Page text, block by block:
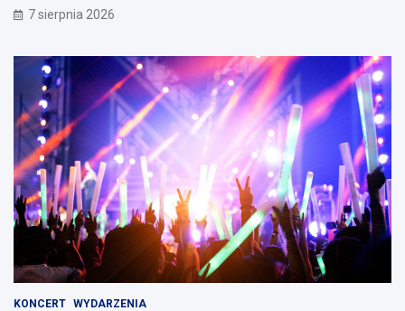
7 sierpnia 2026
KONCERT WYDARZENIA